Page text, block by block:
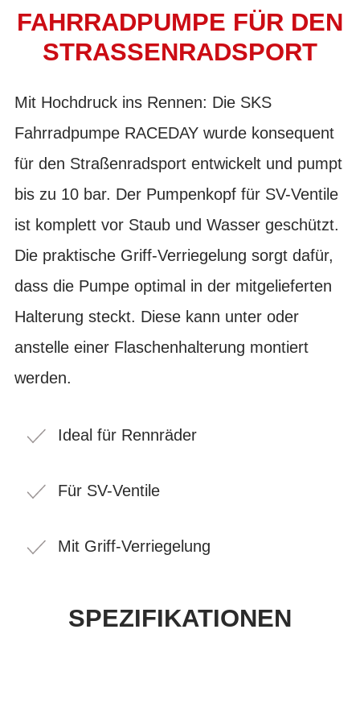
FAHRRADPUMPE FÜR DEN
STRASSENRADSPORT
Mit Hochdruck ins Rennen: Die SKS
Fahrradpumpe RACEDAY wurde konsequent
für den Straßenradsport entwickelt und pumpt
bis zu 10 bar. Der Pumpenkopf für SV-Ventile
ist komplett vor Staub und Wasser geschützt.
Die praktische Griff-Verriegelung sorgt dafür,
dass die Pumpe optimal in der mitgelieferten
Halterung steckt. Diese kann unter oder
anstelle einer Flaschenhalterung montiert
werden.
Ideal für Rennräder
Für SV-Ventile
Mit Griff-Verriegelung
SPEZIFIKATIONEN